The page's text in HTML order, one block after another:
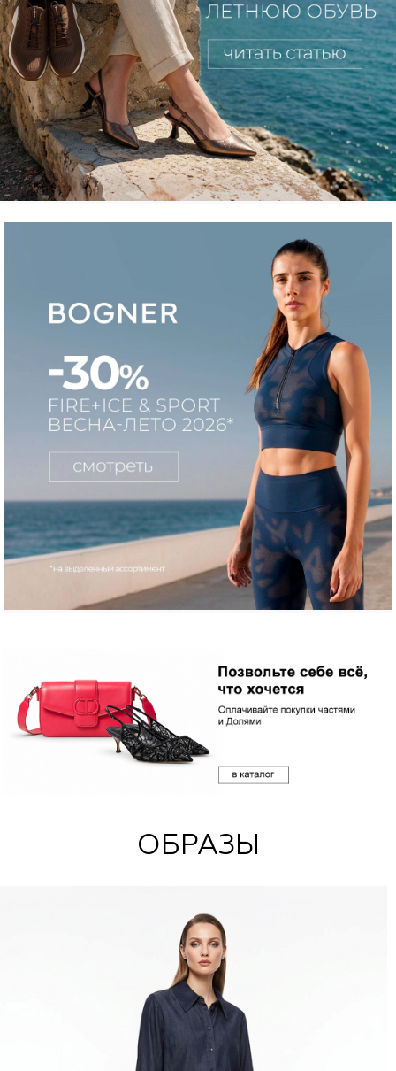
ОБРАЗЫ